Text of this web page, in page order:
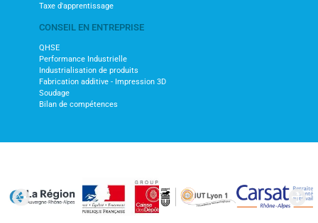
Taxe d'apprentissage
CONSEIL EN ENTREPRISE
QHSE
Performance Industrielle
Industrialisation de produits
Fabrication additive - Impression 3D
Soudage
Bilan de compétences